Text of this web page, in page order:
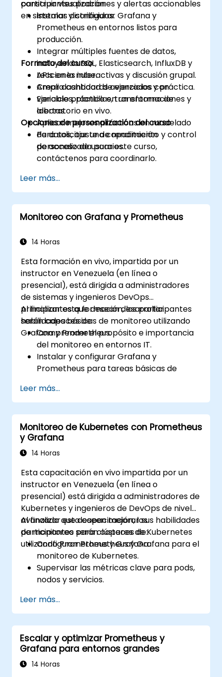
construir visualizaciones y alertas accionables
en sistemas distribuidos.
participantes podrán:
Instalar y configurar Grafana y
Prometheus en entornos listos para
producción.
Integrar múltiples fuentes de datos,
incluyendo SQL, Elasticsearch, InfluxDB y
APIs en la nube.
Crear dashboards avanzados con
variables, plantillas, transformaciones y
alertas.
Aplicar mejores prácticas en modelado
de datos, ajuste de rendimiento y control
de acceso de usuarios.
Formato del curso
Lecciones interactivas y discusión grupal.
Amplia cantidad de ejercicios y práctica.
Ejercicio práctico en un entorno de
laboratorio en vivo.
Opciones de personalización del curso
Para solicitar una capacitación
personalizada para este curso,
contáctenos para coordinarlo.
Leer más...
Monitoreo con Grafana y Prometheus
14 Horas
Esta formación en vivo, impartida por un
instructor en Venezuela (en línea o
presencial), está dirigida a administradores
de sistemas y ingenieros DevOps
principiantes que desean desarrollar
habilidades básicas de monitoreo utilizando
Grafana y Prometheus.
Al finalizar esta formación, los participantes
serán capaces de:
Comprender el propósito e importancia
del monitoreo en entornos IT.
Instalar y configurar Grafana y
Prometheus para tareas básicas de
Crear dashboards simples y alertas para
visualizar el rendimiento del sistema.
Aplicar mejores prácticas para
monitorear la disponibilidad y el
rendimiento del sistema.
Leer más...
Monitoreo de Kubernetes con Prometheus
y Grafana
14 Horas
Esta capacitación en vivo impartida por un
instructor en Venezuela (en línea o
presencial) está dirigida a administradores de
Kubernetes y ingenieros de DevOps de nivel
avanzado que deseen mejorar sus habilidades
de monitoreo para clústeres de Kubernetes
utilizando Prometheus y Grafana.
Al finalizar esta capacitación, los
participantes serán capaces de:
Configurar Prometheus y Grafana para el
monitoreo de Kubernetes.
Supervisar las métricas clave para pods,
nodos y servicios.
visualizar la salud y el rendimiento del
clúster.
Implementar estrategias de alertas para
la resolución proactiva de problemas.
Aplicar las mejores prácticas para
escalar soluciones de monitoreo en
Leer más...
Escalar y optimizar Prometheus y
Grafana para entornos grandes
14 Horas